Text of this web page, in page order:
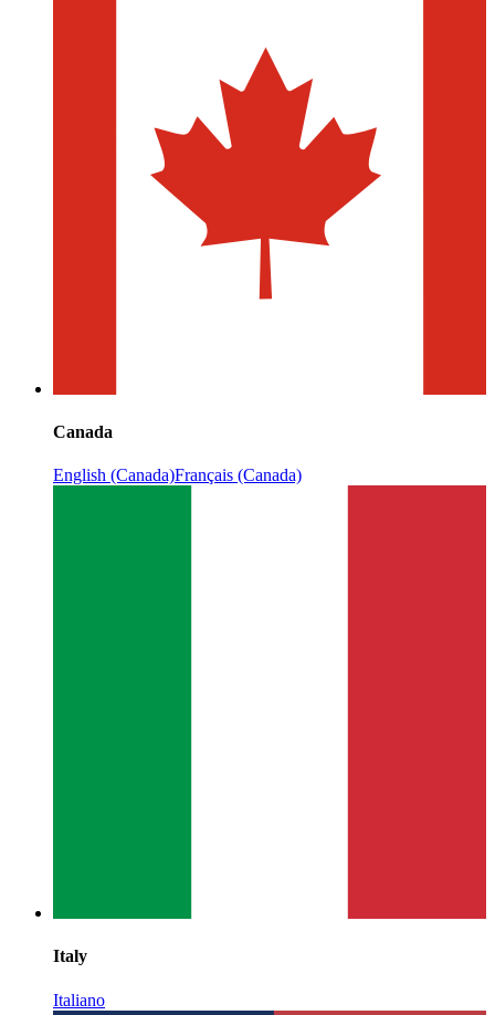
Canada
English (Canada)Français (Canada)
Italy
Italiano